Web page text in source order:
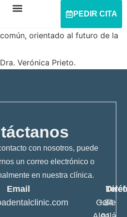
PEDIR CITA
orientado al futuro de la
Verónica Prieto.
con nosotros, puede
un correo electrónico o
en nuestra clínica.
Email
+34
Calle